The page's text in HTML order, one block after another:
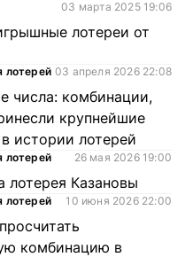
03 марта 2025 19:06
лотереи от
лотерей 03 апреля 2026 22:08
числа: комбинации,
крупнейшие
истории лотерей
лотерей 26 мая 2026 19:00
лотерея Казановы
лотерей 10 июня 2026 22:00
комбинацию в